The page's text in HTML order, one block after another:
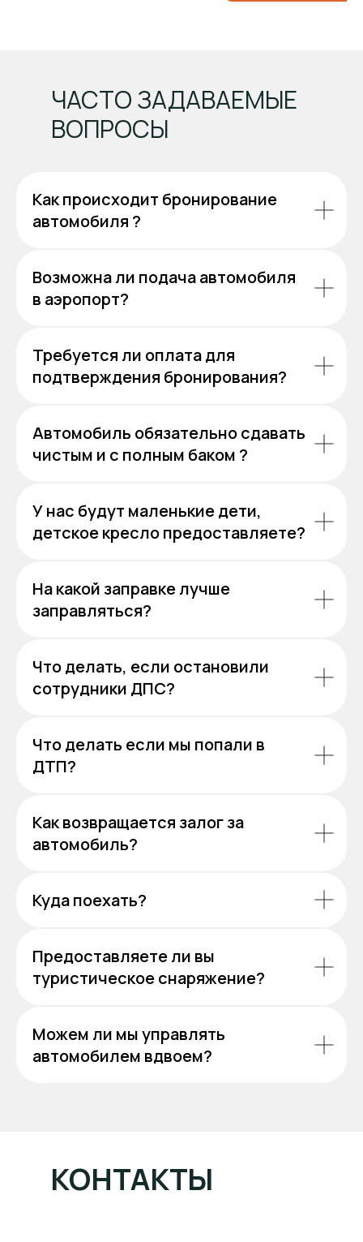
ЧАСТО ЗАДАВАЕМЫЕ
ВОПРОСЫ
Как происходит бронирование
автомобиля ?
Возможна ли подача автомобиля
в аэропорт?
Требуется ли оплата для
подтверждения бронирования?
Автомобиль обязательно сдавать
чистым и с полным баком ?
У нас будут маленькие дети,
детское кресло предоставляете?
На какой заправке лучше
заправляться?
Что делать, если остановили
сотрудники ДПС?
Что делать если мы попали в
ДТП?
Как возвращается залог за
автомобиль?
Куда поехать?
Предоставляете ли вы
туристическое снаряжение?
Можем ли мы управлять
автомобилем вдвоем?
КОНТАКТЫ